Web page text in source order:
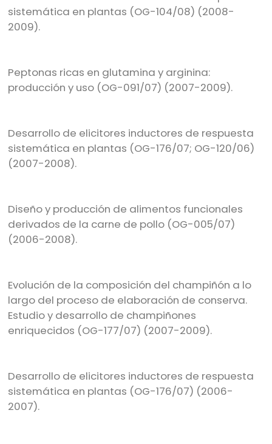
sistemática en plantas (OG-104/08) (2008-
2009).
Peptonas ricas en glutamina y arginina:
producción y uso (OG-091/07) (2007-2009).
Desarrollo de elicitores inductores de respuesta
sistemática en plantas (OG-176/07; OG-120/06)
(2007-2008).
Diseño y producción de alimentos funcionales
derivados de la carne de pollo (OG-005/07)
(2006-2008).
Evolución de la composición del champiñón a lo
largo del proceso de elaboración de conserva.
Estudio y desarrollo de champiñones
enriquecidos (OG-177/07) (2007-2009).
Desarrollo de elicitores inductores de respuesta
sistemática en plantas (OG-176/07) (2006-
2007).